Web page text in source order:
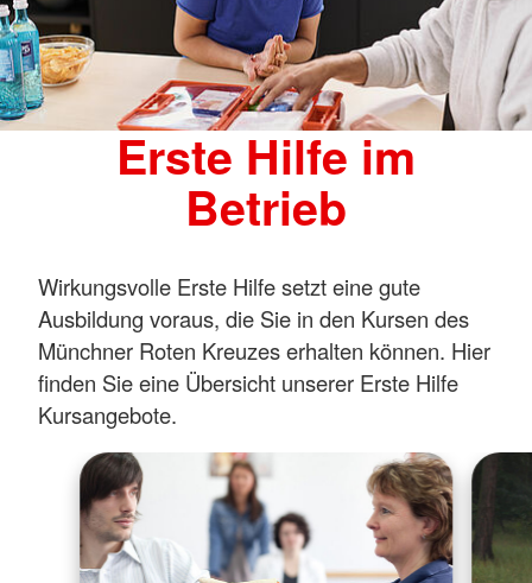
Erste Hilfe im
Betrieb
Wirkungsvolle Erste Hilfe setzt eine gute
Ausbildung voraus, die Sie in den Kursen des
Münchner Roten Kreuzes erhalten können. Hier
finden Sie eine Übersicht unserer Erste Hilfe
Kursangebote.